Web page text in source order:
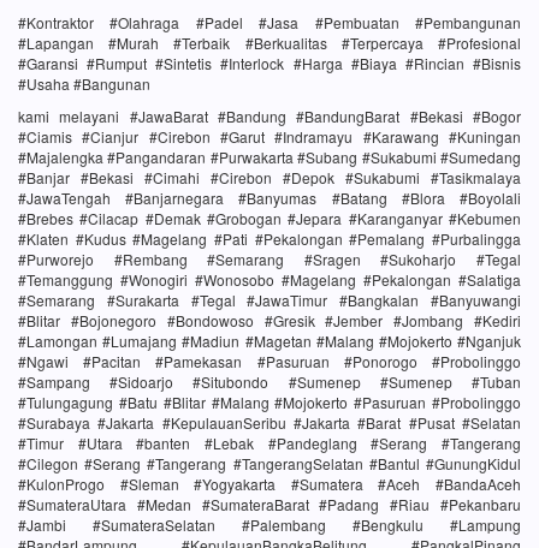
#Kontraktor #Olahraga #Padel #Jasa #Pembuatan #Pembangunan
#Lapangan #Murah #Terbaik #Berkualitas #Terpercaya #Profesional
#Garansi #Rumput #Sintetis #Interlock #Harga #Biaya #Rincian #Bisnis
#Usaha #Bangunan
kami melayani #JawaBarat #Bandung #BandungBarat #Bekasi #Bogor
#Ciamis #Cianjur #Cirebon #Garut #Indramayu #Karawang #Kuningan
#Majalengka #Pangandaran #Purwakarta #Subang #Sukabumi #Sumedang
#Banjar #Bekasi #Cimahi #Cirebon #Depok #Sukabumi #Tasikmalaya
#JawaTengah #Banjarnegara #Banyumas #Batang #Blora #Boyolali
#Brebes #Cilacap #Demak #Grobogan #Jepara #Karanganyar #Kebumen
#Klaten #Kudus #Magelang #Pati #Pekalongan #Pemalang #Purbalingga
#Purworejo #Rembang #Semarang #Sragen #Sukoharjo #Tegal
#Temanggung #Wonogiri #Wonosobo #Magelang #Pekalongan #Salatiga
#Semarang #Surakarta #Tegal #JawaTimur #Bangkalan #Banyuwangi
#Blitar #Bojonegoro #Bondowoso #Gresik #Jember #Jombang #Kediri
#Lamongan #Lumajang #Madiun #Magetan #Malang #Mojokerto #Nganjuk
#Ngawi #Pacitan #Pamekasan #Pasuruan #Ponorogo #Probolinggo
#Sampang #Sidoarjo #Situbondo #Sumenep #Sumenep #Tuban
#Tulungagung #Batu #Blitar #Malang #Mojokerto #Pasuruan #Probolinggo
#Surabaya #Jakarta #KepulauanSeribu #Jakarta #Barat #Pusat #Selatan
#Timur #Utara #banten #Lebak #Pandeglang #Serang #Tangerang
#Cilegon #Serang #Tangerang #TangerangSelatan #Bantul #GunungKidul
#KulonProgo #Sleman #Yogyakarta #Sumatera #Aceh #BandaAceh
#SumateraUtara #Medan #SumateraBarat #Padang #Riau #Pekanbaru
#Jambi #SumateraSelatan #Palembang #Bengkulu #Lampung